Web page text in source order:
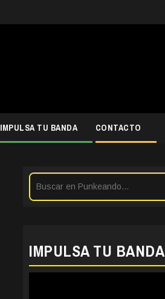
IMPULSA TU BANDA CONTACTO
IMPULSA TU BANDA